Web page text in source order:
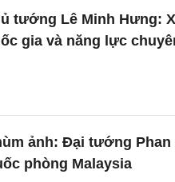
tướng Lê Minh Hưng:
gia và năng lực
ảnh: Đại tướng
phòng Malaysia